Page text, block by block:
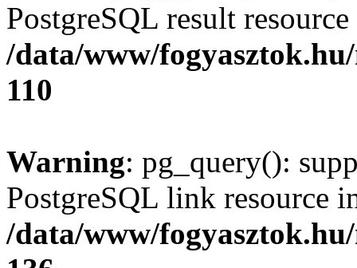
PostgreSQL result
/data/www/
110
Warning: pg_query():
PostgreSQL link resource
/data/www/